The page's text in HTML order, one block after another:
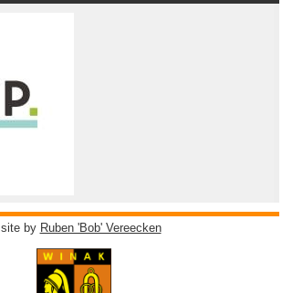
site by Ruben 'Bob' Vereecken